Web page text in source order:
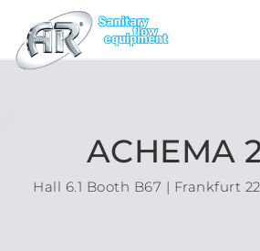
Language
Über
ACHEMA
Hall 6.1 Booth B67 | Frankfurt